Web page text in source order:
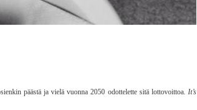
päästä ja vielä vuonna 2050 odottelette sitä lottovoittoa. It’s